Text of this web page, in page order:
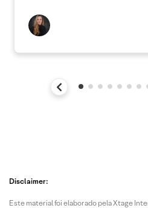
Disclaimer:
Este material foi elaborado pela Xtage